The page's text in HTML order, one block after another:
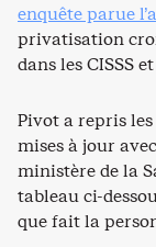
enquête parue
privatisation
dans les CISSS
Pivot a repris les
mises à jour
ministère de la
tableau ci-
que fait la